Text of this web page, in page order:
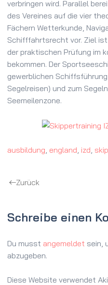
verbringen wird. Parallel
des Vereines auf die vier
Fächern Wetterkunde,
Schifffahrtsrecht vor. Ziel
der praktischen Prüfung im
bekommen. Der
gewerblichen
Segelreisen) und zum
Seemeilenzone.
ausbildung england izd
Zurück
Schreibe einen
Du musst angemeldet sein,
abzugeben.
Diese Website verwendet